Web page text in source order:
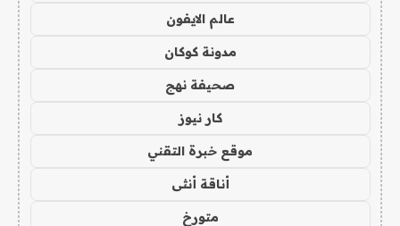
عالم الايفون
مدونة كوكان
صحيفة نهج
كار نيوز
موقع خبرة التقني
أناقة أنثى
متورخ